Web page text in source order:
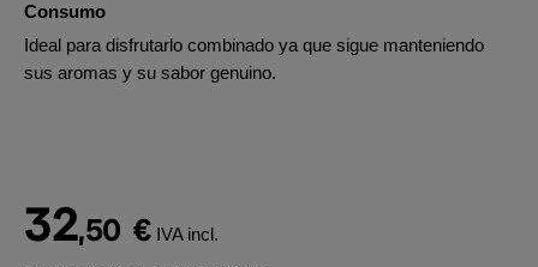
Consumo
Ideal para disfrutarlo combinado ya que sigue manteniendo
sus aromas y su sabor genuino.
32,50 € IVA incl.